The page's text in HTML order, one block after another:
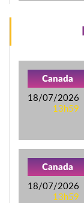
Canada
18/07/2026
13h59
Canada
18/07/2026
13h59